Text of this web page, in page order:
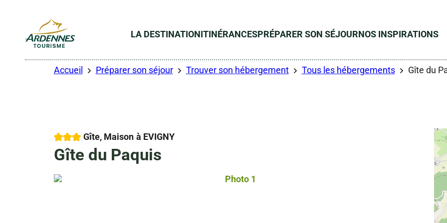
LA DESTINATIONITINÉRANCESPRÉPARER SON SÉJOURNOS INSPIRATIONS
Accueil Préparer son séjour Trouver son hébergement Tous les hébergements Gîte du
3 étoilesGîte, Maison à EVIGNY
Gîte du Paquis
Photo 1, © Droits libres
Droits libres